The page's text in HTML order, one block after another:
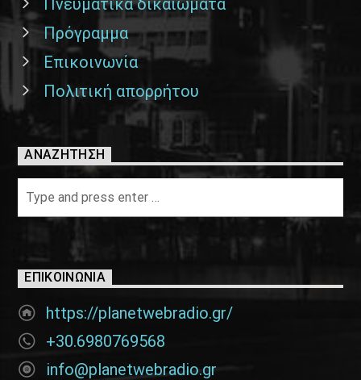
Πνευματικά δικαιώματα
Πρόγραμμα
Επικοινωνία
Πολιτική απορρήτου
ΑΝΑΖΉΤΗΣΗ
ΕΠΙΚΟΙΝΩΝΊΑ
https://planetwebradio.gr/
+30.6980769568
info@planetwebradio.gr